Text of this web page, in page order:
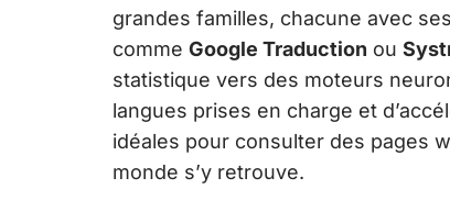
grandes familles, chacune avec
comme Google Traduction ou
statistique vers des moteurs
langues prises en charge et
idéales pour consulter des pages
monde s’y retrouve.